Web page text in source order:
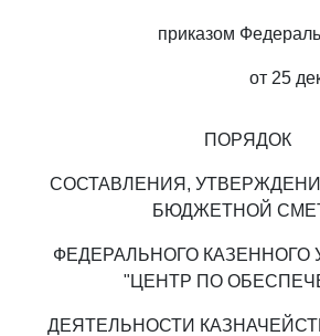
приказом
от 25
ПОРЯДОК
СОСТАВЛЕНИЯ,
БЮДЖЕТНОЙ
ФЕДЕРАЛЬНОГО КАЗЕННОГО
"ЦЕНТР ПО
ДЕЯТЕЛЬНОСТИ